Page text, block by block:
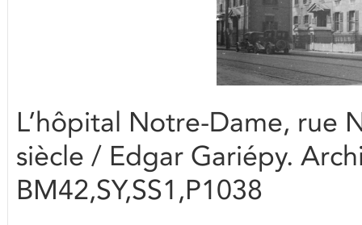
L’hôpital Notre-Dame, rue
siècle / Edgar Gariépy.
BM42,SY,SS1,P1038